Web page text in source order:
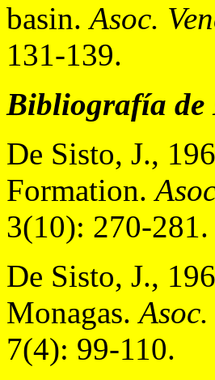
basin.Asoc.
131-139.
Bibliografía de
De Sisto, J.,
Formation.
3(10): 270-281.
De Sisto, J.,
Monagas.
7(4): 99-110.